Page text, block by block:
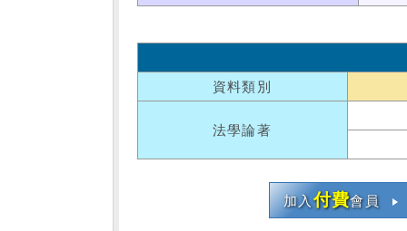
資料類別
法學論著
加入付費會員